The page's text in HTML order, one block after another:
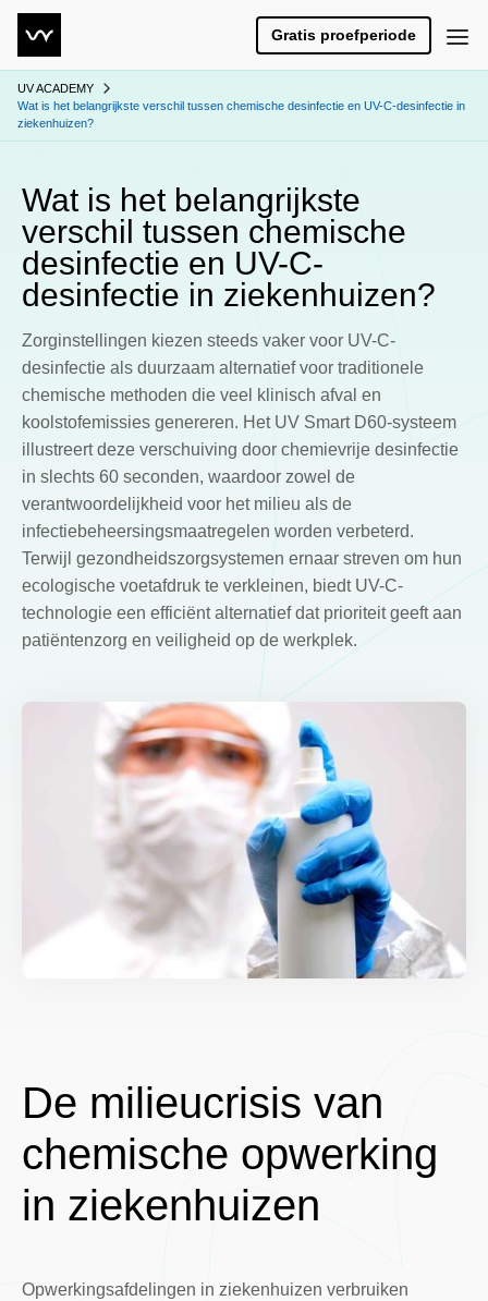
Gratis proefperiode
UV ACADEMY
Wat is het belangrijkste verschil tussen chemische desinfectie en UV-C-desinfectie in
ziekenhuizen?
Wat is het belangrijkste
verschil tussen chemische
desinfectie en UV-C-
desinfectie in ziekenhuizen?
Zorginstellingen kiezen steeds vaker voor UV-C-
desinfectie als duurzaam alternatief voor traditionele
chemische methoden die veel klinisch afval en
koolstofemissies genereren. Het UV Smart D60-systeem
illustreert deze verschuiving door chemievrije desinfectie
in slechts 60 seconden, waardoor zowel de
verantwoordelijkheid voor het milieu als de
infectiebeheersingsmaatregelen worden verbeterd.
Terwijl gezondheidszorgsystemen ernaar streven om hun
ecologische voetafdruk te verkleinen, biedt UV-C-
technologie een efficiënt alternatief dat prioriteit geeft aan
patiëntenzorg en veiligheid op de werkplek.
De milieucrisis van
chemische opwerking
in ziekenhuizen
Opwerkingsafdelingen in ziekenhuizen verbruiken